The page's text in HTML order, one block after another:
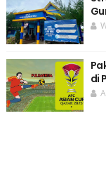
di